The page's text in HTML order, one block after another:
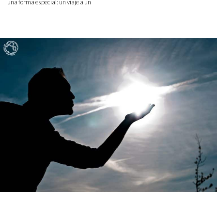
una forma especial: un viaje a un